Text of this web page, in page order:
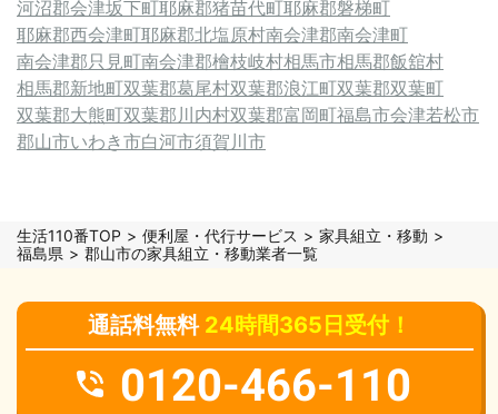
河沼郡会津坂下町耶麻郡猪苗代町耶麻郡磐梯町
耶麻郡西会津町耶麻郡北塩原村南会津郡南会津町
南会津郡只見町南会津郡檜枝岐村相馬市相馬郡飯舘村
相馬郡新地町双葉郡葛尾村双葉郡浪江町双葉郡双葉町
双葉郡大熊町双葉郡川内村双葉郡富岡町福島市会津若松市
郡山市いわき市白河市須賀川市
生活110番TOP 便利屋・代行サービス
家具組立・移動
福島県
郡山市の家具組立・移動業者一覧
通話料無料 24時間365日受付！
0120-466-110